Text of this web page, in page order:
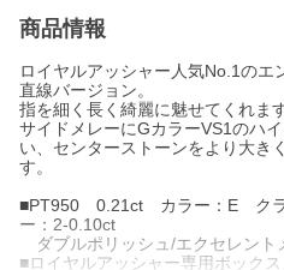
商品情報
ロイヤルアッシャー人気No.1の
直線バージョン。
指を細く長く綺麗に魅せてくれます
サイドメレーにGカラーVS1のハ
い、センターストーンをより大き
す。
■PT950 0.21ct カラー：E ク
ー：2-0.10ct
ダブルポリッシュ/エクセレント
■ロイヤルアッシャー専用ボック